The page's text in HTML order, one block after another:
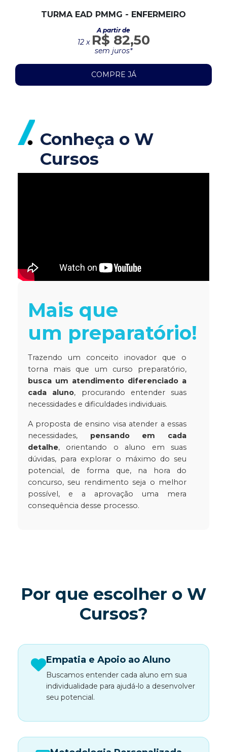
TURMA EAD PMMG - ENFERMEIRO
A partir de
12 x R$ 82,50
sem juros*
COMPRE JÁ
Conheça o W
Cursos
Mais que
um preparatório!
Trazendo um conceito inovador que o
torna mais que um curso preparatório,
busca um atendimento diferenciado a
cada aluno, procurando entender suas
necessidades e dificuldades individuais.
A proposta de ensino visa atender a essas
necessidades, pensando em cada
detalhe, orientando o aluno em suas
dúvidas, para explorar o máximo do seu
potencial, de forma que, na hora do
concurso, seu rendimento seja o melhor
possível, e a aprovação uma mera
consequência desse processo.
Por que escolher o W
Cursos?
Empatia e Apoio ao Aluno
Buscamos entender cada aluno em sua
individualidade para ajudá-lo a desenvolver
seu potencial.